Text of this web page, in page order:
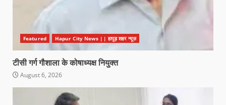
Featured Hapur City News || हापुड़ शहर न्यूज़
टीसी गर्ग गौशाला के कोषाध्यक्ष नियुक्त
August 6, 2026